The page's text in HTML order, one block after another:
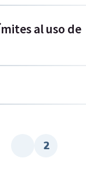
al uso de
2